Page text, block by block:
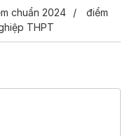
chuẩn 2024
điểm
THPT